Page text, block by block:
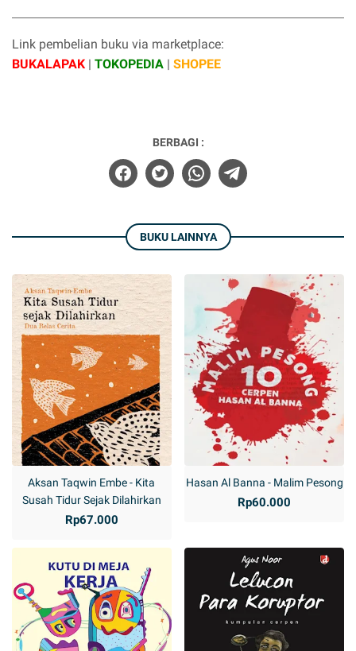
Link pembelian buku via marketplace:
BUKALAPAK | TOKOPEDIA | SHOPEE
BERBAGI :
BUKU LAINNYA
Aksan Taqwin Embe - Kita
Susah Tidur Sejak Dilahirkan
Rp67.000
Hasan Al Banna - Malim Pesong
Rp60.000